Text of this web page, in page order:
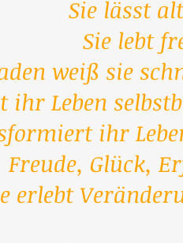
Sie lässt
Sie lebt
weiß sie
ihr Leben
ihr
Freude, Glück,
erlebt